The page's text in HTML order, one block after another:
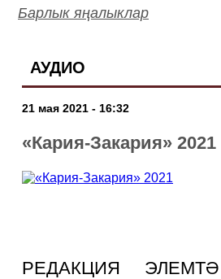
Барлык яңалыклар
АУДИО
21 мая 2021 - 16:32
«Кария-Закария» 2021
РЕДАКЦИЯ ЭЛЕМТӘ